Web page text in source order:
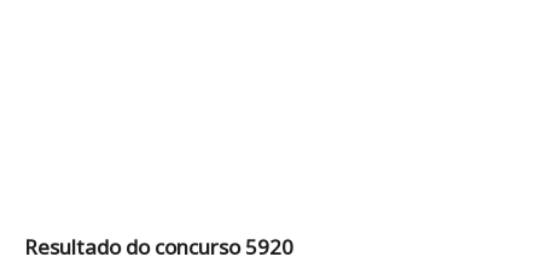
Resultado do concurso 5920